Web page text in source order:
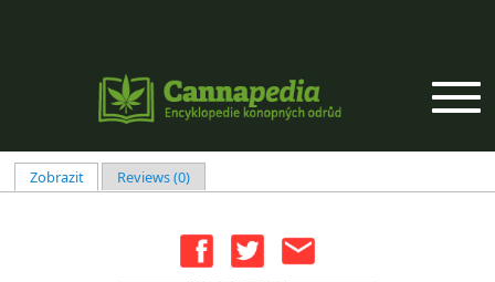
Hlavní záložky
Zobrazit(aktivní záložka)
Reviews (0)